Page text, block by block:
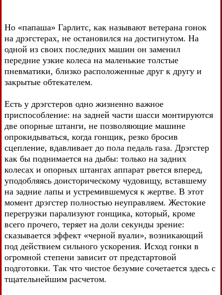
Но «папаша» Гарлитс, как называют ветерана гонок
на дрэгстерах, не остановился на достигнутом. На
одной из своих последних машин он заменил
передние узкие колеса на маленькие толстые
пневматики, близко расположенные друг к другу и
закрытые обтекателем.
Есть у дрэгстеров одно жизненно важное
приспособление: на задней части шасси монтируются
две опорные штанги, не позволяющие машине
опрокидываться, когда гонщик, резко бросив
сцепление, вдавливает до пола педаль газа. Дрэгстер
как бы поднимается на дыбы: только на задних
колесах и опорных штангах аппарат рвется вперед,
уподобляясь доисторическому чудовищу, вставшему
на задние лапы и устремившемуся к жертве. В этот
момент дрэгстер полностью неуправляем. Жестокие
перегрузки парализуют гонщика, который, кроме
всего прочего, теряет на доли секунды зрение:
сказывается эффект «черной вуали», возникающий
под действием сильного ускорения. Исход гонки в
огромной степени зависит от предстартовой
подготовки. Так что чистое безумие сочетается здесь с
тщательнейшим расчетом.